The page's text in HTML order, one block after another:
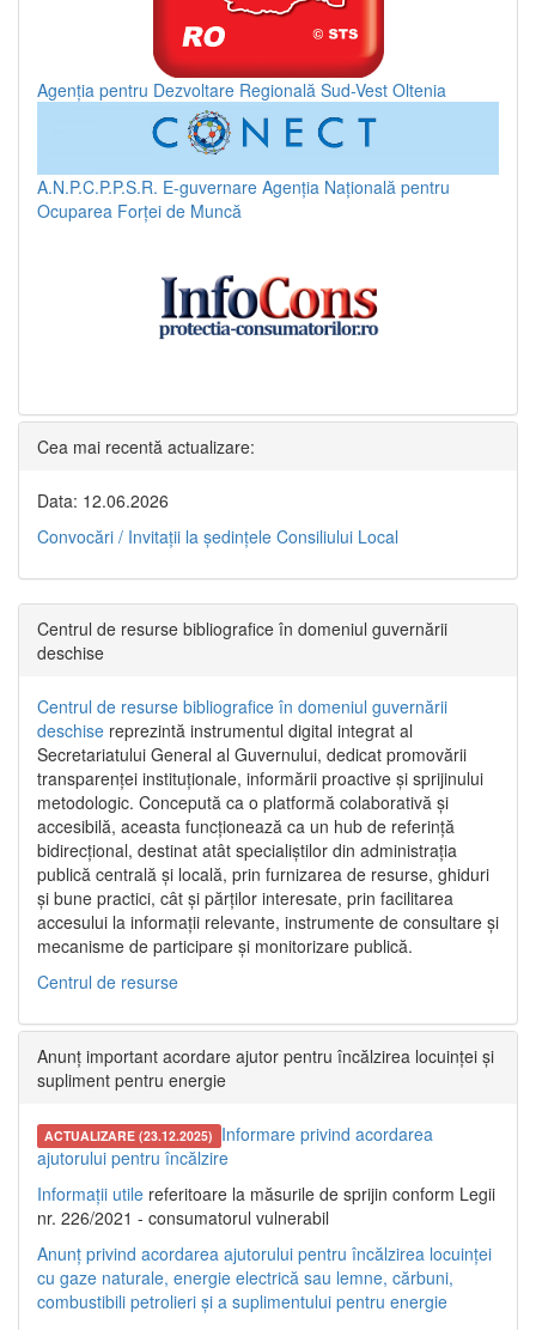
Agenția pentru Dezvoltare Regională Sud-Vest Oltenia
A.N.P.C.P.P.S.R. E-guvernare Agenția Națională pentru
Ocuparea Forței de Muncă
Cea mai recentă actualizare:
Data: 12.06.2026
Convocări / Invitaţii la şedinţele Consiliului Local
Centrul de resurse bibliografice în domeniul guvernării
deschise
Centrul de resurse bibliografice în domeniul guvernării
deschise reprezintă instrumentul digital integrat al
Secretariatului General al Guvernului, dedicat promovării
transparenței instituționale, informării proactive și sprijinului
metodologic. Concepută ca o platformă colaborativă și
accesibilă, aceasta funcționează ca un hub de referință
bidirecțional, destinat atât specialiștilor din administrația
publică centrală și locală, prin furnizarea de resurse, ghiduri
și bune practici, cât și părților interesate, prin facilitarea
accesului la informații relevante, instrumente de consultare și
mecanisme de participare și monitorizare publică.
Centrul de resurse
Anunț important acordare ajutor pentru încălzirea locuinței și
supliment pentru energie
ACTUALIZARE (23.12.2025) Informare privind acordarea
ajutorului pentru încălzire
Informații utile referitoare la măsurile de sprijin conform Legii
nr. 226/2021 - consumatorul vulnerabil
Anunț privind acordarea ajutorului pentru încălzirea locuinței
cu gaze naturale, energie electrică sau lemne, cărbuni,
combustibili petrolieri și a suplimentului pentru energie